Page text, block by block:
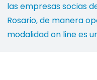
las empresas socias
Rosario, de manera
modalidad on line es